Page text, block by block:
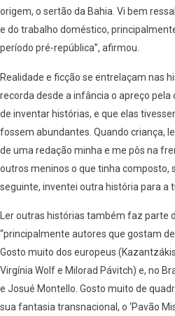
origem, o sertão da Bahia. Vi bem
e do trabalho doméstico,
período pré-república”, afirmou.
Realidade e ficção se entrelaçam nas
recorda desde a infância o apreço pela
de inventar histórias, e que elas
fossem abundantes. Quando criança,
de uma redação minha e me pôs na
outros meninos o que tinha composto,
seguinte, inventei outra história para a
Ler outras histórias também faz parte
“principalmente autores que gostam
Gosto muito dos europeus
Virgínia Wolf e Milorad Pávitch) e, no
e Josué Montello. Gosto muito de
sua fantasia transnacional, o ‘Pavão